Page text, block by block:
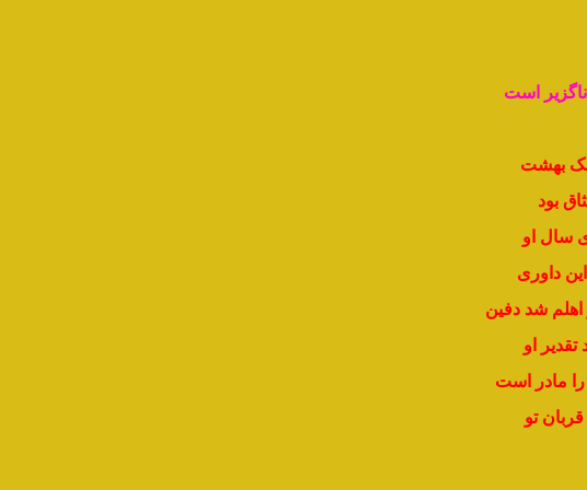
است
بهشت
بود
سال او
داوری
شد دفین
او
مادر است
تو